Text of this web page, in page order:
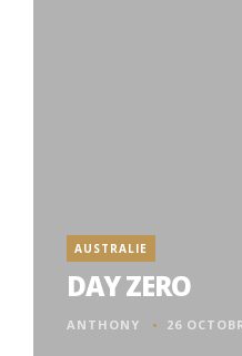
AUSTRALIE
DAY ZERO
ANTHONY 26